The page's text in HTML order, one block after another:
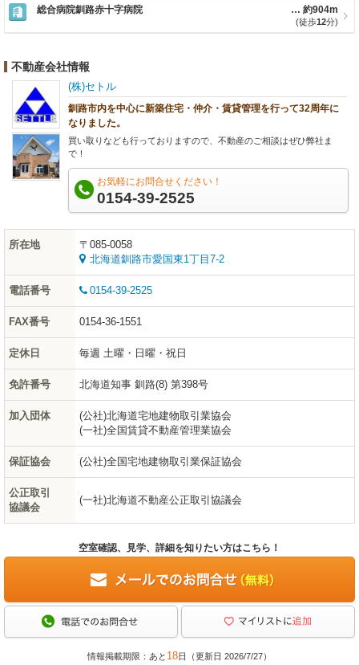
総合病院釧路赤十字病院 約904m
(徒歩12分)
不動産会社情報
(株)セトル
釧路市内を中心に新築住宅・仲介・賃貸管理を行って32周年に
なりました。
買い取りなども行っておりますので、不動産のご相談はぜひ弊社ま
で！
お気軽にお問合せください！
0154-39-2525
所在地
〒085-0058
北海道釧路市愛国東1丁目7-2
電話番号 0154-39-2525
FAX番号 0154-36-1551
定休日 毎週 土曜・日曜・祝日
免許番号 北海道知事 釧路(8) 第398号
加入団体
(公社)北海道宅地建物取引業協会
(一社)全国賃貸不動産管理業協会
保証協会 (公社)全国宅地建物取引業保証協会
公正取引
協議会
(一社)北海道不動産公正取引協議会
空室確認、見学、詳細を知りたい方はこちら！
情報掲載期限：あと 18日（更新日 2026/7/27）